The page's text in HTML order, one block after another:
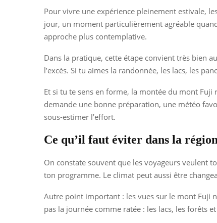
Pour vivre une expérience pleinement estivale,
jour, un moment particulièrement agréable
approche plus contemplative.
Dans la pratique, cette étape convient très bien
l’excès. Si tu aimes la randonnée, les lacs, les
Et si tu te sens en forme, la montée du mont
demande une bonne préparation, une météo
sous-estimer l’effort.
Ce qu’il faut éviter dans la
On constate souvent que les voyageurs veulent
ton programme. Le climat peut aussi être
Autre point important : les vues sur le mont Fuji
pas la journée comme ratée : les lacs, les forêts